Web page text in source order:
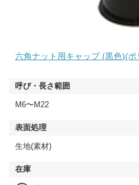
六角ナット用キャップ (黒色)(ポ
M6〜M22
生地(素材)